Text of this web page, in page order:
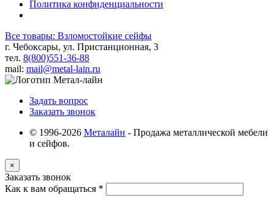
Политика конфиденциальности
Все товары: Взломостойкие сейфы
г. Чебоксары, ул. Пристанционная, 3
тел. 8(800)551-36-88
mail: mail@metal-lain.ru
Задать вопрос
Заказать звонок
© 1996-2026 Металайн - Продажа металлической мебели
и сейфов.
×
Заказать звонок
Как к вам обращаться *